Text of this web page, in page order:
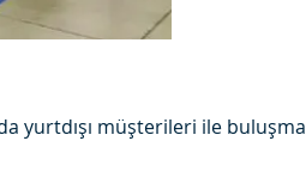
yurtdışı müşterileri ile buluşma